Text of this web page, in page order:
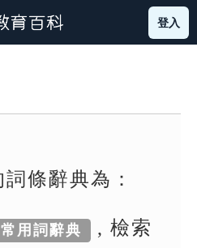
登入
條辭典為：
用詞辭典 , 檢索